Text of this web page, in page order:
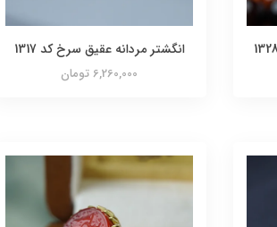
انگشتر مردانه عقیق سرخ کد 1317
6,260,000 تومان